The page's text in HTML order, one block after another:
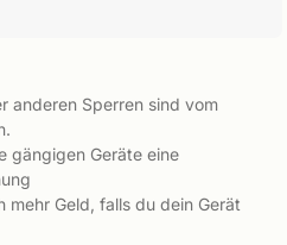
anderen Sperren sind vom
gängigen Geräte eine
mehr Geld, falls du dein Gerät